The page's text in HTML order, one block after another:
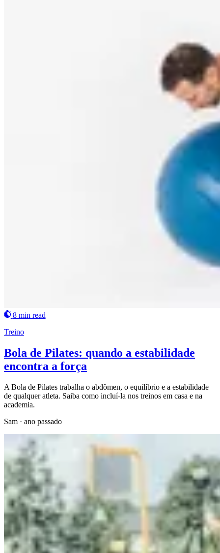
8 min read
Treino
Bola de Pilates: quando a estabilidade
encontra a força
A Bola de Pilates trabalha o abdômen, o equilíbrio e a estabilidade
de qualquer atleta. Saiba como incluí-la nos treinos em casa e na
academia.
Sam · ano passado